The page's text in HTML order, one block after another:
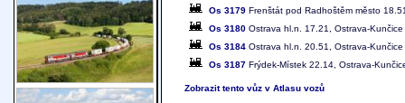
Os 3179 Frenštát pod Radhoštěm město
Os 3180 Ostrava hl.n. 17.21, Ostrava-
Os 3184 Ostrava hl.n. 20.51, Ostrava-
Os 3187 Frýdek-Místek 22.14, Ostrava-
Zobrazit tento vůz v Atlasu vozů